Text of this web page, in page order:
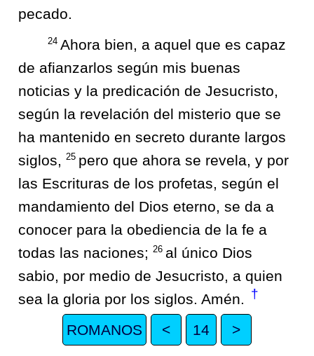
pecado.
24 Ahora bien, a aquel que es capaz
de afianzarlos según mis buenas
noticias y la predicación de Jesucristo,
según la revelación del misterio que se
ha mantenido en secreto durante largos
siglos,
25 pero que ahora se revela, y por
las Escrituras de los profetas, según el
mandamiento del Dios eterno, se da a
conocer para la obediencia de la fe a
todas las naciones;
26 al único Dios
sabio, por medio de Jesucristo, a quien
sea la gloria por los siglos. Amén.
†
ROMANOS < 14 >